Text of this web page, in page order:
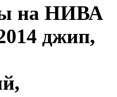
на НИВА
джип,